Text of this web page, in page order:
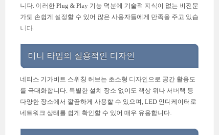
니다. 이러한 Plug & Play 기능 덕분에 기술적 지식이 없는 비전문
가도 손쉽게 설정할 수 있어 많은 사용자들에게 만족을 주고 있습
니다.
미니 타입의 실용적인 디자인
네티스 기가비트 스위칭 허브는 초소형 디자인으로 공간 활용도
를 극대화합니다. 특별한 설치 장소 없이도 책상 위나 서버랙 등
다양한 장소에서 깔끔하게 사용할 수 있으며, LED 인디케이터로
네트워크 상태를 쉽게 확인할 수 있어 매우 유용합니다.